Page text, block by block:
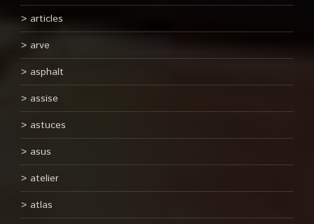
articles
arve
asphalt
assise
astuces
asus
atelier
atlas